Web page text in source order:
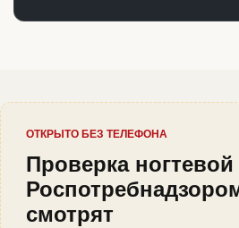
ОТКРЫТО БЕЗ ТЕЛЕФОНА
Проверка ногтевой
смотрят